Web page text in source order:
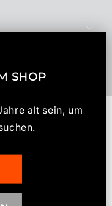
Bewertung
SHOP
alt sein, um